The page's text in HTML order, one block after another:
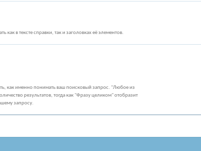
как в тексте справки, так и заголовках её элементов.
как именно понимать ваш поисковый запрос. "Любое из
результатов, тогда как "Фразу целиком" отобразит
запросу.